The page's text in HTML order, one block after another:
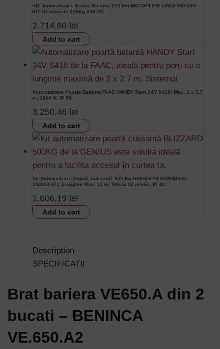
KIT Automatizare Poarta Batanta 2×2.5m MOTORLINE LINCE300-24V-
KIT Uz Intensiv 250Kg 24V DC
2.714,60 lei
Add to cart
Automatizare Poarta Batanta FAAC HANDY Start 24V S418, Max. 2 x 2.7
m, 1800 N, IP 54
3.250,46 lei
Add to cart
Kit Automatizare Poartă Culisantă 500 Kg GENIUS BLIZZARD500-
104014-KIT, Lungime Max. 15 m, Viteza 12 m/min, IP 44
1.606,19 lei
Add to cart
Description
SPECIFICATII
Brat bariera VE650.A din 2
bucati – BENINCA
VE.650.A2